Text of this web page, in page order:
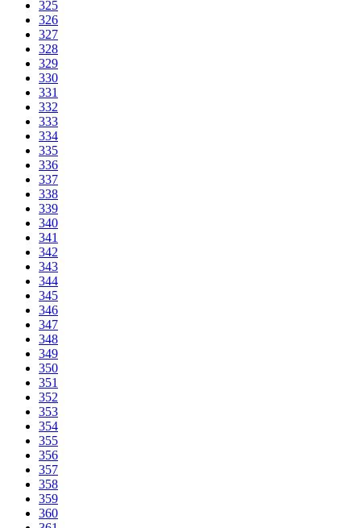
325
326
327
328
329
330
331
332
333
334
335
336
337
338
339
340
341
342
343
344
345
346
347
348
349
350
351
352
353
354
355
356
357
358
359
360